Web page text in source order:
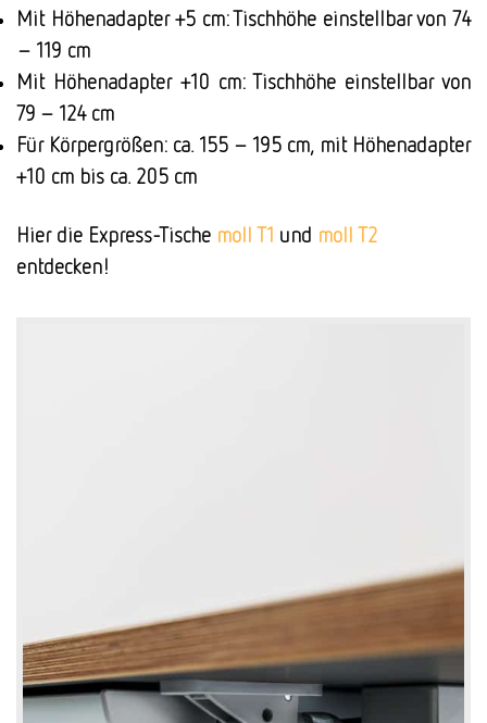
Mit Höhenadapter +5 cm: Tischhöhe einstellbar von 74
– 119 cm
Mit Höhenadapter +10 cm: Tischhöhe einstellbar von
79 – 124 cm
Für Körpergrößen: ca. 155 – 195 cm, mit Höhenadapter
+10 cm bis ca. 205 cm
Hier die Express-Tische moll T1 und moll T2
entdecken!